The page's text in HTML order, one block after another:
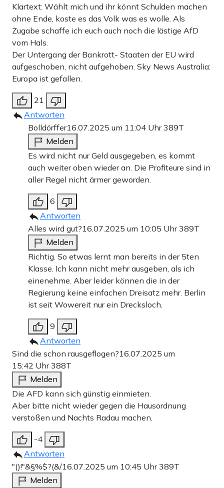
Klartext: Wählt mich und ihr könnt Schulden machen
ohne Ende, koste es das Volk was es wolle. Als
Zugabe schaffe ich euch auch noch die lästige AfD
vom Hals.
Der Untergang der Bankrott- Staaten der EU wird
aufgeschoben, nicht aufgehoben. Sky News Australia:
Europa ist gefallen.
21
Antworten
Bolldörffer16.07.2025 um 11:04 Uhr389T
Melden
Es wird nicht nur Geld ausgegeben, es kommt
auch weiter oben wieder an. Die Profiteure sind in
aller Regel nicht ärmer geworden.
6
Antworten
Alles wird gut?16.07.2025 um 10:05 Uhr389T
Melden
Richtig. So etwas lernt man bereits in der 5ten
Klasse. Ich kann nicht mehr ausgeben, als ich
einenehme. Aber leider können die in der
Regierung keine einfachen Dreisatz mehr. Berlin
ist seit Wowereit nur ein Drecksloch.
9
Antworten
Sind die schon rausgeflogen?16.07.2025 um
15:42 Uhr388T
Melden
Die AFD kann sich günstig einmieten.
Aber bitte nicht wieder gegen die Hausordnung
verstoßen und Nachts Radau machen.
-4
Antworten
"()!"&§%$?(&/16.07.2025 um 10:45 Uhr389T
Melden